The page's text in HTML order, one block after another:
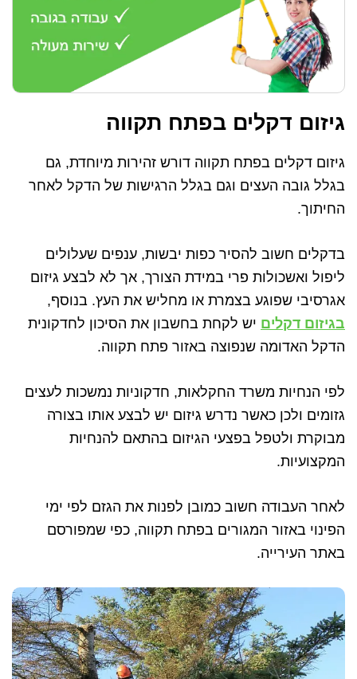
גיזום דקלים בפתח תקווה
גיזום דקלים בפתח תקווה דורש זהירות מיוחדת, גם
בגלל גובה העצים וגם בגלל הרגישות של הדקל לאחר
החיתוך.
בדקלים חשוב להסיר כפות יבשות, ענפים שעלולים
ליפול ואשכולות פרי במידת הצורך, אך לא לבצע גיזום
אגרסיבי שפוגע בצמרת או מחליש את העץ. בנוסף,
בגיזום דקלים יש לקחת בחשבון את הסיכון לחדקונית
הדקל האדומה שנפוצה באזור פתח תקווה.
לפי הנחיות משרד החקלאות, חדקוניות נמשכות לעצים
גזומים ולכן כאשר נדרש גיזום יש לבצע אותו בצורה
מבוקרת ולטפל בפצעי הגיזום בהתאם להנחיות
המקצועיות.
לאחר העבודה חשוב כמובן לפנות את הגזם לפי ימי
הפינוי באזור המגורים בפתח תקווה, כפי שמפורסם
באתר העירייה.